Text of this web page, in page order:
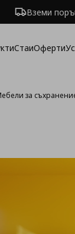
Вземи
СтаиОферти
за